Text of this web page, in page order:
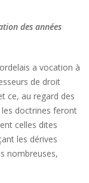
des années
a vocation à
de droit
ce, au regard des
doctrines feront
celles dites
les dérives
nombreuses,